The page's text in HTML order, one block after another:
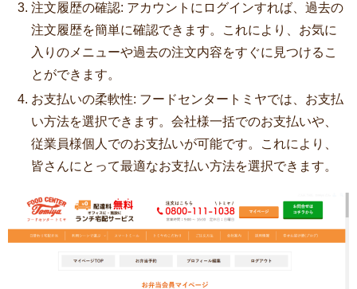
注文履歴の確認: アカウントにログインすれば、過去の
注文履歴を簡単に確認できます。これにより、お気に
入りのメニューや過去の注文内容をすぐに見つけるこ
とができます。
お支払いの柔軟性: フードセンタートミヤでは、お支払
い方法を選択できます。会社様一括でのお支払いや、
従業員様個人でのお支払いが可能です。これにより、
皆さんにとって最適なお支払い方法を選択できます。